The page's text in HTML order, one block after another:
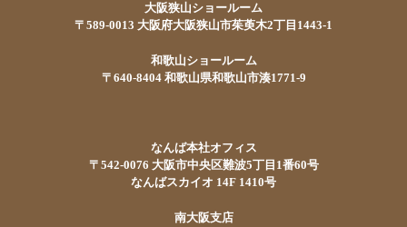
大阪狭山ショールーム
〒589-0013 大阪府大阪狭山市茱萸木2丁目1443-1
和歌山ショールーム
〒640-8404 和歌山県和歌山市湊1771-9
なんば本社オフィス
〒542-0076 大阪市中央区難波5丁目1番60号
なんばスカイオ 14F 1410号
南大阪支店